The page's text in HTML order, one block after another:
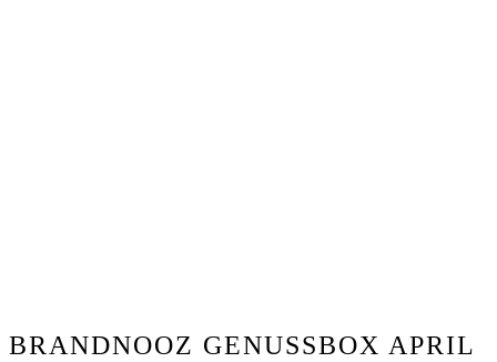
BRANDNOOZ GENUSSBOX APRIL